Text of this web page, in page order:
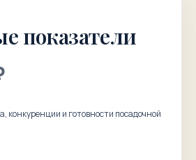
показатели
конкуренции и готовности посадочной